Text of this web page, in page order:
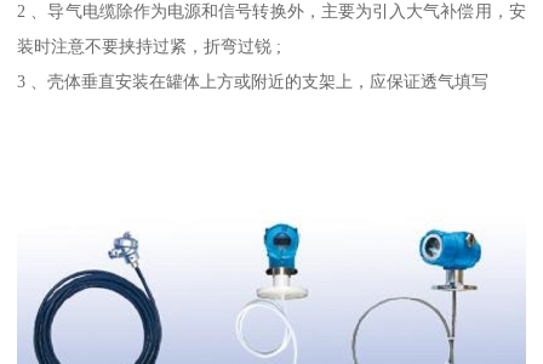
2 、导气电缆除作为电源和信号转换外，主要为引入大气补偿用，安
装时注意不要挟持过紧，折弯过锐 ;
3 、壳体垂直安装在罐体上方或附近的支架上，应保证透气填写